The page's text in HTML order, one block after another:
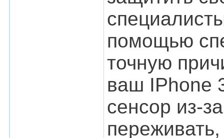
помощью
точную
ваш IPhone
сенсор из-